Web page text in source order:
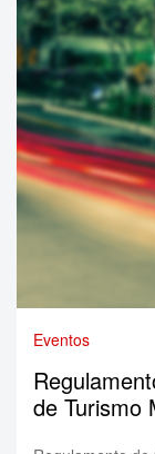
Eventos
de Turismo